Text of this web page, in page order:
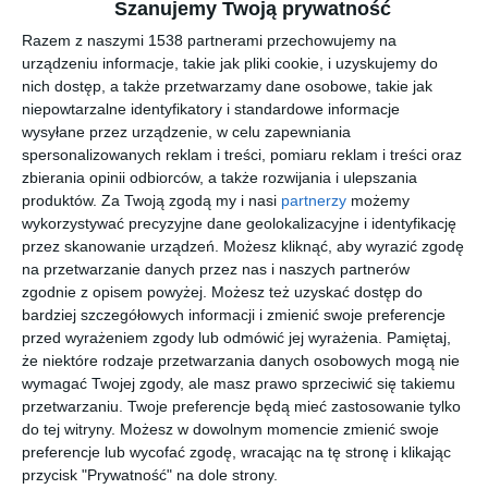
Szanujemy Twoją prywatność
Razem z naszymi 1538 partnerami przechowujemy na
urządzeniu informacje, takie jak pliki cookie, i uzyskujemy do
nich dostęp, a także przetwarzamy dane osobowe, takie jak
niepowtarzalne identyfikatory i standardowe informacje
wysyłane przez urządzenie, w celu zapewniania
spersonalizowanych reklam i treści, pomiaru reklam i treści oraz
zbierania opinii odbiorców, a także rozwijania i ulepszania
produktów. Za Twoją zgodą my i nasi partnerzy możemy
wykorzystywać precyzyjne dane geolokalizacyjne i identyfikację
przez skanowanie urządzeń. Możesz kliknąć, aby wyrazić zgodę
na przetwarzanie danych przez nas i naszych partnerów
zgodnie z opisem powyżej. Możesz też uzyskać dostęp do
bardziej szczegółowych informacji i zmienić swoje preferencje
przed wyrażeniem zgody lub odmówić jej wyrażenia. Pamiętaj,
że niektóre rodzaje przetwarzania danych osobowych mogą nie
wymagać Twojej zgody, ale masz prawo sprzeciwić się takiemu
przetwarzaniu. Twoje preferencje będą mieć zastosowanie tylko
do tej witryny. Możesz w dowolnym momencie zmienić swoje
preferencje lub wycofać zgodę, wracając na tę stronę i klikając
przycisk "Prywatność" na dole strony.
Marmurowa łazienka z
wolnostojącą wanną
Marmurowa łazienka z wolnostojącą wanną i ogrodem
wertykalnym.
AUTOR: ARCHITEKA
DODAJ DO ULUBIONYCH
UDOSTĘPNIJ
Pozostałe zdjęcia w projekcie:Eleganckie wnętrze w
harmonijnym wydaniu